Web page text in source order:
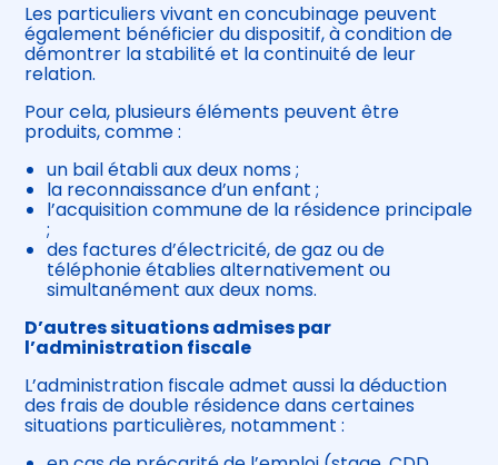
Les particuliers vivant en concubinage peuvent
également bénéficier du dispositif, à condition de
démontrer la stabilité et la continuité de leur
relation.
Pour cela, plusieurs éléments peuvent être
produits, comme :
un bail établi aux deux noms ;
la reconnaissance d’un enfant ;
l’acquisition commune de la résidence principale
;
des factures d’électricité, de gaz ou de
téléphonie établies alternativement ou
simultanément aux deux noms.
D’autres situations admises par
l’administration fiscale
L’administration fiscale admet aussi la déduction
des frais de double résidence dans certaines
situations particulières, notamment :